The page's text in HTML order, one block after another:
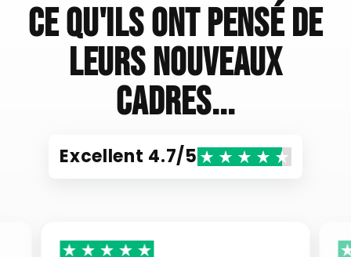
Ce qu'ils ont pensé de
leurs nouveaux
cadres...
Excellent 4.7/5